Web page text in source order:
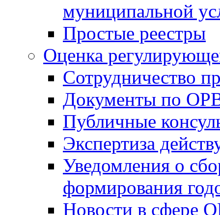
муниципальной
Простые реестры
Оценка
Сотрудничество
Документы по
Публичные
Экспертиза
Уведомления о
формирования
Новости в сфере